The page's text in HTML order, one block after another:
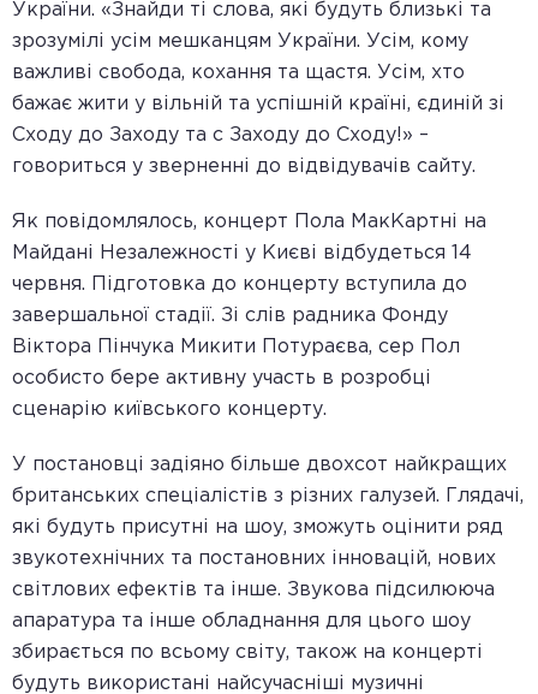
України. «Знайди ті слова, які будуть близькі та
зрозумілі усім мешканцям України. Усім, кому
важливі свобода, кохання та щастя. Усім, хто
бажає жити у вільній та успішній країні, єдиній зі
Сходу до Заходу та с Заходу до Сходу!» –
говориться у зверненні до відвідувачів сайту.
Як повідомлялось, концерт Пола МакКартні на
Майдані Незалежності у Києві відбудеться 14
червня. Підготовка до концерту вступила до
завершальної стадії. Зі слів радника Фонду
Віктора Пінчука Микити Потураєва, сер Пол
особисто бере активну участь в розробці
сценарію київського концерту.
У постановці задіяно більше двохсот найкращих
британських спеціалістів з різних галузей. Глядачі,
які будуть присутні на шоу, зможуть оцінити ряд
звукотехнічних та постановних інновацій, нових
світлових ефектів та інше. Звукова підсилююча
апаратура та інше обладнання для цього шоу
збирається по всьому світу, також на концерті
будуть використані найсучасніші музичні